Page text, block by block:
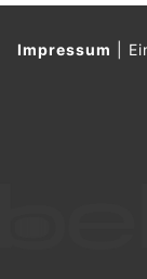
Impressum